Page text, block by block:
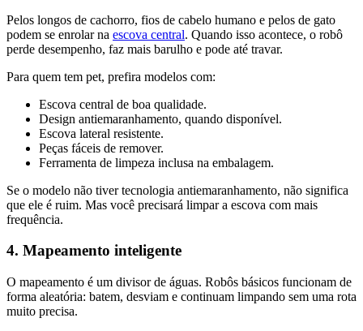
Pelos longos de cachorro, fios de cabelo humano e pelos de gato
podem se enrolar na escova central. Quando isso acontece, o robô
perde desempenho, faz mais barulho e pode até travar.
Para quem tem pet, prefira modelos com:
Escova central de boa qualidade.
Design antiemaranhamento, quando disponível.
Escova lateral resistente.
Peças fáceis de remover.
Ferramenta de limpeza inclusa na embalagem.
Se o modelo não tiver tecnologia antiemaranhamento, não significa
que ele é ruim. Mas você precisará limpar a escova com mais
frequência.
4. Mapeamento inteligente
O mapeamento é um divisor de águas. Robôs básicos funcionam de
forma aleatória: batem, desviam e continuam limpando sem uma rota
muito precisa.